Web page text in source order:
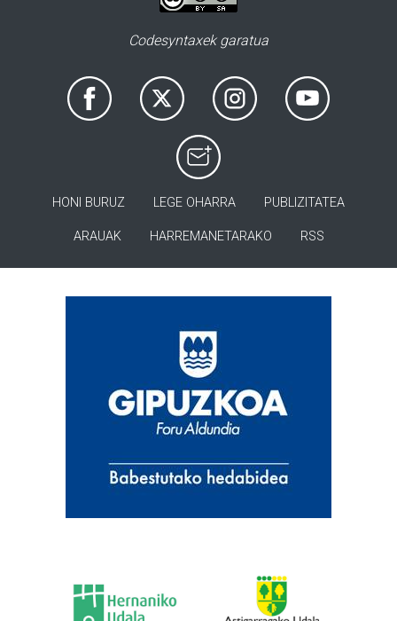
Codesyntaxek garatua
HONI BURUZ LEGE OHARRA PUBLIZITATEA
ARAUAK HARREMANETARAKO RSS